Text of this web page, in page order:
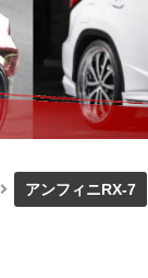
アンフィニRX-7